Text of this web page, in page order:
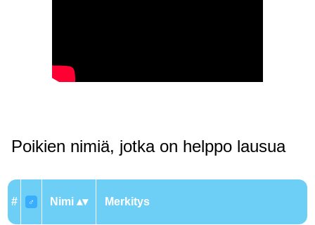
Poikien nimiä, jotka on helppo lausua
# ♂ Nimi Merkitys